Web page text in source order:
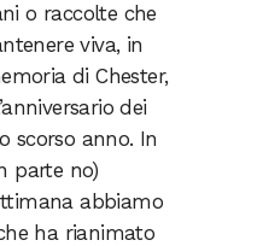
o raccolte che
viva, in
di Chester,
dei
scorso anno. In
parte no)
abbiamo
ha rianimato